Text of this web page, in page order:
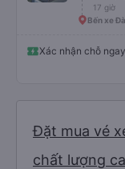
17 giờ
Bến xe
Xác nhận chỗ
Đặt mua vé
chất lượng